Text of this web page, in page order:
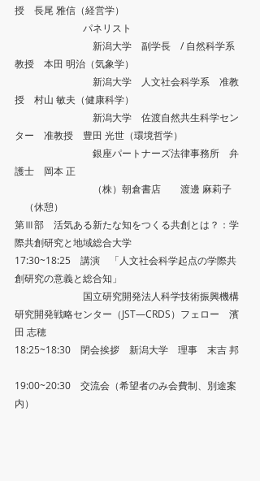
授　長尾 雅信（経営学）
パネリスト
新潟大学　副学長　/ 自然科学系
教授　本田 明治（気象学）
新潟大学　人文社会科学系　准教
授　村山 敏夫（健康科学）
新潟大学　佐渡自然共生科学セン
ター　准教授　豊田 光世（環境哲学）
銀座パートナーズ法律事務所　弁
護士　岡本 正
（株）朝倉書店　　渡邊 麻莉子
（休憩）
第Ⅲ部　活気ある新たな知をつくる共創とは？：学
際共創研究と地域総合大学
17:30~18:25　講演　「人文社会科学起点の学際共
創研究の意義と総合知」
国立研究開発法人科学技術振興機構
研究開発戦略センター（JST―CRDS）フェロー　濱
田 志穂
18:25~18:30　閉会挨拶　新潟大学　理事　末吉 邦
19:00~20:30　交流会（希望者のみ会費制、別途案
内）